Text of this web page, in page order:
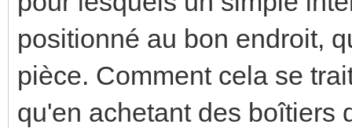
positionné au bon endroit,
pièce. Comment cela se
qu'en achetant des boîtiers